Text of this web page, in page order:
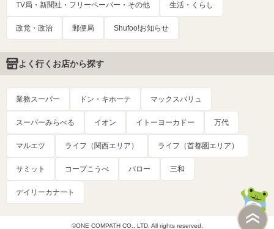
TV局・新聞社・フリーペーパー・その他 生活・くらし
政党・政治 郵便局 Shufoo!お知らせ
よく行くお店から探す
業務スーパー ドン・キホーテ マックスバリュ
スーパーみらべる イオン イトーヨーカドー 万代
マルエツ ライフ（関西エリア） ライフ（首都圏エリア）
サミット コープこうべ バロー 三和
デイリーカナート
©ONE COMPATH CO., LTD. All rights reserved.